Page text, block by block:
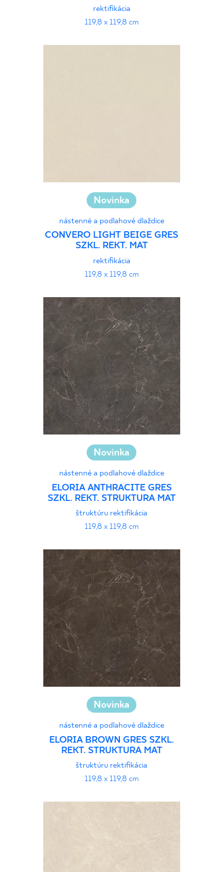
rektifikácia
119,8 x 119,8 cm
Novinka
nástenné a podlahové dlaždice
CONVERO LIGHT BEIGE GRES
SZKL. REKT. MAT
rektifikácia
119,8 x 119,8 cm
Novinka
nástenné a podlahové dlaždice
ELORIA ANTHRACITE GRES
SZKL. REKT. STRUKTURA MAT
štruktúru rektifikácia
119,8 x 119,8 cm
Novinka
nástenné a podlahové dlaždice
ELORIA BROWN GRES SZKL.
REKT. STRUKTURA MAT
štruktúru rektifikácia
119,8 x 119,8 cm